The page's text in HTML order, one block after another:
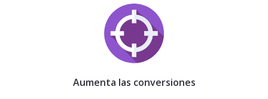
Aumenta las conversiones